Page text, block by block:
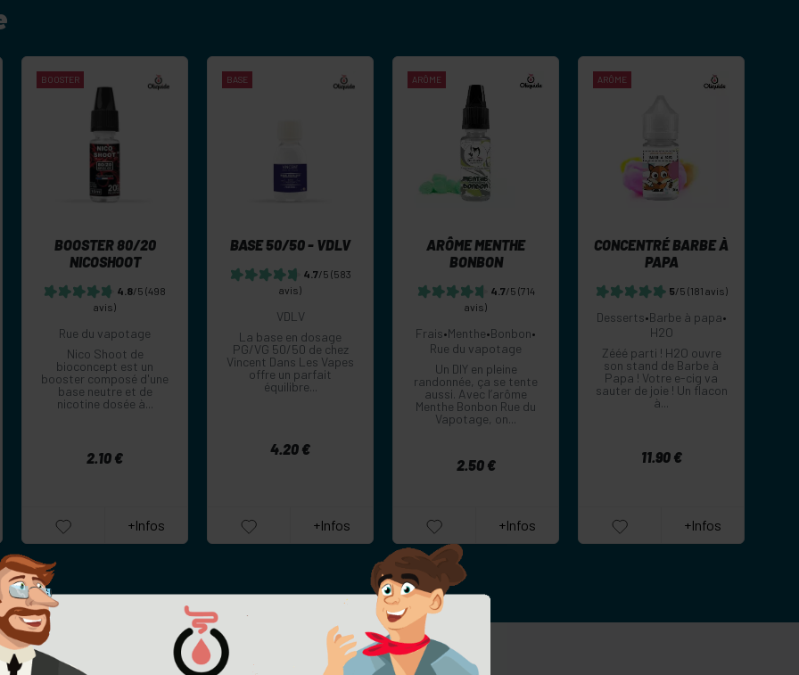
BOOSTER
Commander
BOOSTER 80/20
NICOSHOOT
4.8/5 (498
avis)
Rue du vapotage
Nico Shoot de
bioconcept est un
booster composé d'une
base neutre et de
nicotine dosée à...
2.10 €
+Infos
BASE
Commander
BASE 50/50 - VDLV
4.7/5 (583
avis)
VDLV
La base en dosage
PG/VG 50/50 de chez
Vincent Dans Les Vapes
offre un parfait
équilibre...
4.20 €
+Infos
ARÔME
Commander
ARÔME MENTHE
BONBON
4.7/5 (714
avis)
Frais•Menthe•Bonbon•
Rue du vapotage
Un DIY en pleine
randonnée, ça se tente
aussi. Avec l’arôme
Menthe Bonbon Rue du
Vapotage, on...
2.50 €
+Infos
ARÔME
Commander
CONCENTRÉ BARBE À
PAPA
5/5 (181 avis)
Desserts•Barbe à papa•
H2O
Zééé parti ! H2O ouvre
son stand de Barbe à
Papa ! Votre e-cig va
sauter de joie ! Un flacon
à...
11.90 €
+Infos